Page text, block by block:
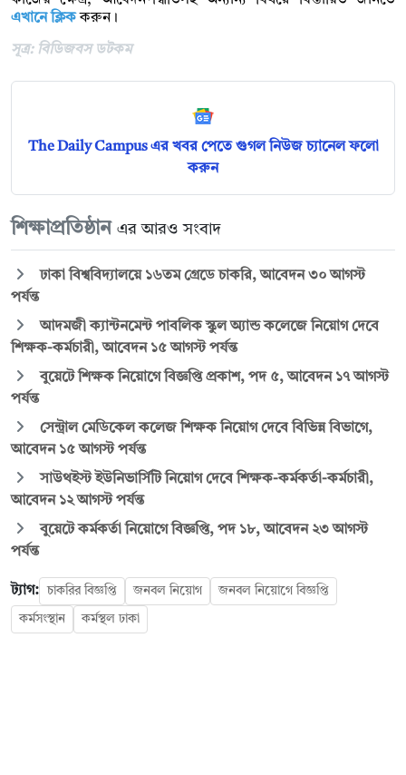
এখানে ক্লিককরুন।
সূত্র: বিডিজবস ডটকম
The Daily Campus এর খবর পেতে গুগল নিউজ চ্যানেল ফলো
করুন
শিক্ষাপ্রতিষ্ঠান এর আরও সংবাদ
ঢাকা বিশ্ববিদ্যালয়ে ১৬তম গ্রেডে চাকরি, আবেদন ৩০ আগস্ট
পর্যন্ত
আদমজী ক্যান্টনমেন্ট পাবলিক স্কুল অ্যান্ড কলেজে নিয়োগ দেবে
শিক্ষক-কর্মচারী, আবেদন ১৫ আগস্ট পর্যন্ত
বুয়েটে শিক্ষক নিয়োগে বিজ্ঞপ্তি প্রকাশ, পদ ৫, আবেদন ১৭ আগস্ট
পর্যন্ত
সেন্ট্রাল মেডিকেল কলেজ শিক্ষক নিয়োগ দেবে বিভিন্ন বিভাগে,
আবেদন ১৫ আগস্ট পর্যন্ত
সাউথইস্ট ইউনিভার্সিটি নিয়োগ দেবে শিক্ষক-কর্মকর্তা-কর্মচারী,
আবেদন ১২ আগস্ট পর্যন্ত
বুয়েটে কর্মকর্তা নিয়োগে বিজ্ঞপ্তি, পদ ১৮, আবেদন ২৩ আগস্ট
পর্যন্ত
ট্যাগ: চাকরির বিজ্ঞপ্তি জনবল নিয়োগ জনবল নিয়োগে বিজ্ঞপ্তি
কর্মসংস্থান কর্মস্থল ঢাকা